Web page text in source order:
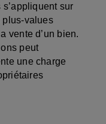
sur
plus-values
vente d’un bien.
peut
une charge